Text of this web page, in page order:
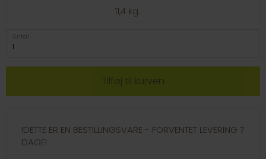
11,4 kg.
Antal
!DETTE ER EN BESTILLINGSVARE - FORVENTET LEVERING 7
DAGE!